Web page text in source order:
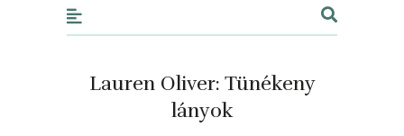
Lauren Oliver: Tünékeny
lányok